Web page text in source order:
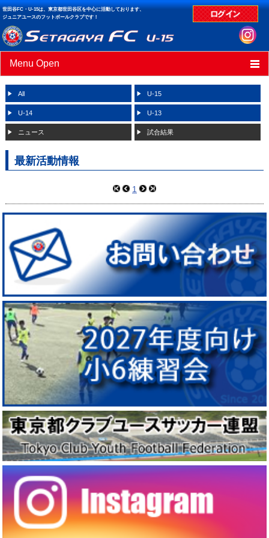
世田谷FC・U-15は、東京都世田谷区を中心に活動しております、
ジュニアユースのフットボールクラブです！
Menu Open
スケジュール
クラブデータ
All U-15
U-14 U-13
ニュース 試合結果
最新活動情報
1